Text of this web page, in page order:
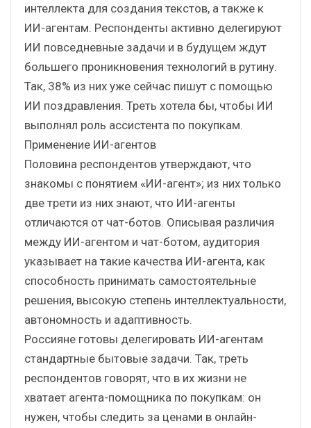
интеллекта для создания текстов, а также к
ИИ-агентам. Респонденты активно делегируют
ИИ повседневные задачи и в будущем ждут
большего проникновения технологий в рутину.
Так, 38% из них уже сейчас пишут с помощью
ИИ поздравления. Треть хотела бы, чтобы ИИ
выполнял роль ассистента по покупкам.
Применение ИИ-агентов
Половина респондентов утверждают, что
знакомы с понятием «ИИ-агент»; из них только
две трети из них знают, что ИИ-агенты
отличаются от чат-ботов. Описывая различия
между ИИ-агентом и чат-ботом, аудитория
указывает на такие качества ИИ-агента, как
способность принимать самостоятельные
решения, высокую степень интеллектуальности,
автономность и адаптивность.
Россияне готовы делегировать ИИ-агентам
стандартные бытовые задачи. Так, треть
респондентов говорят, что в их жизни не
хватает агента-помощника по покупкам: он
нужен, чтобы следить за ценами в онлайн-